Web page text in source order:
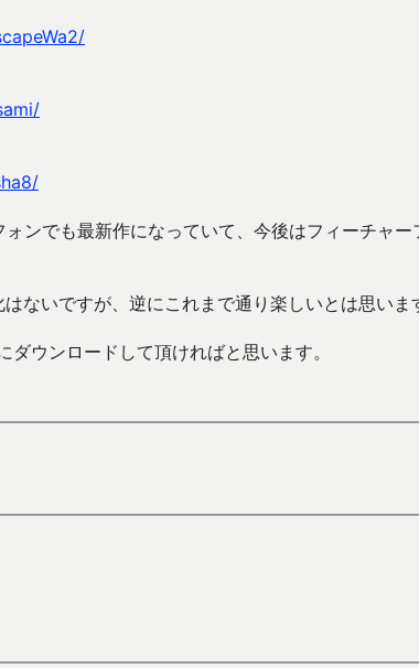
ンでも最新作になっていて、今後はフィーチャ
ないですが、逆にこれまで通り楽しいとは思いま
ウンロードして頂ければと思います。